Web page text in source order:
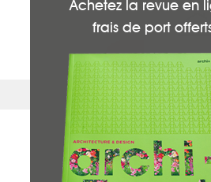
Achetez la revue en
frais de port